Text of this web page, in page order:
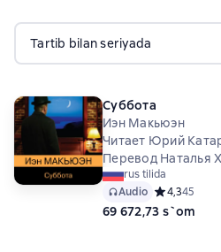
Tartib bilan seriyada
Суббота
Иэн Макьюэн
Читает Юрий
Перевод Наталья
rus tilida
Audio Средний
4,345
69 672,73 s`om